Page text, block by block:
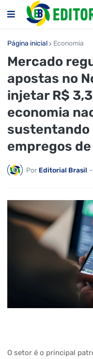
Página inicial Economia
Mercado
apostas no
injetar R$
economia
sustentando
empregos
Por Editorial Brasil -
O setor é o principal